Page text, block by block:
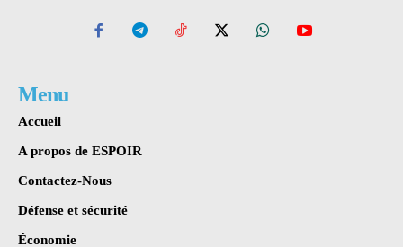
Menu
Accueil
A propos de ESPOIR
Contactez-Nous
Défense et sécurité
Économie